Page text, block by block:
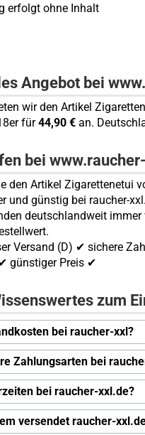
erfolgt ohne Inhalt
Angebot bei
wir den Artikel
für44,90 € an.
bei
den Artikel Zigarettenetui
und günstig bei raucher-
deutschlandweit
Versand (D) ✔ sichere
günstiger Preis ✔
zum
bei raucher-xxl?
Zahlungsarten bei
bei raucher-xxl.de?
versendet raucher-